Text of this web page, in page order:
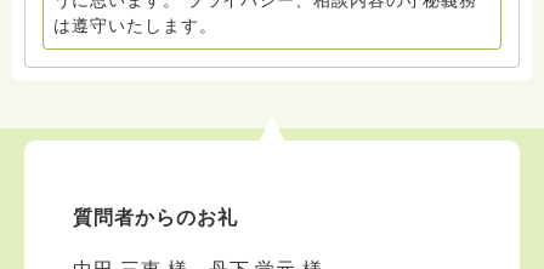
は遵守いたします。
質問者からのお礼